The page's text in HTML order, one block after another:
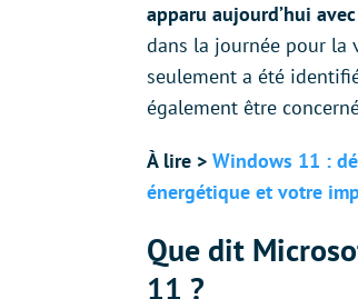
apparu aujourd’hui
dans la journée pour la
seulement a été
également être
À lire > Windows 11 :
énergétique et votre
Que dit
11 ?